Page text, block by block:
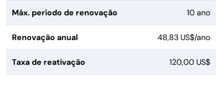
Máx. período de renovação 10 ano
Renovação anual 48,83 US$/ano
Taxa de reativação 120,00 US$